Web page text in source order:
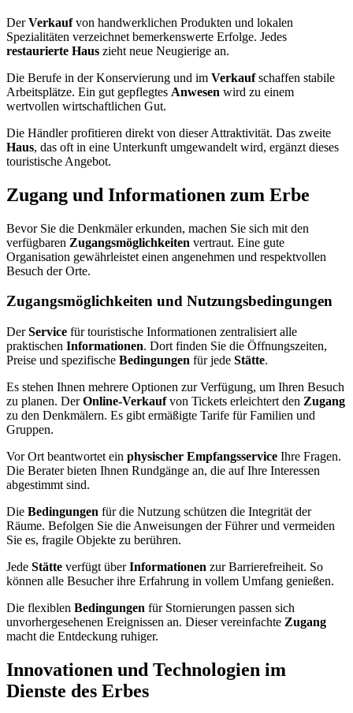
DerVerkaufvon handwerklichen Produkten und lokalen
Spezialitäten verzeichnet bemerkenswerte Erfolge. Jedes
restaurierte Haus zieht neue Neugierige an.
Die Berufe in der Konservierung und im Verkaufschaffen stabile
Arbeitsplätze. Ein gut gepflegtes Anwesen wird zu einem
wertvollen wirtschaftlichen Gut.
Die Händler profitieren direkt von dieser Attraktivität. Das zweite
Haus, das oft in eine Unterkunft umgewandelt wird, ergänzt dieses
touristische Angebot.
Zugang und Informationen zum Erbe
Bevor Sie die Denkmäler erkunden, machen Sie sich mit den
verfügbaren Zugangsmöglichkeiten vertraut. Eine gute
Organisation gewährleistet einen angenehmen und respektvollen
Besuch der Orte.
Zugangsmöglichkeiten und Nutzungsbedingungen
DerService für touristische Informationen zentralisiert alle
praktischen Informationen. Dort finden Sie die Öffnungszeiten,
Preise und spezifische Bedingungen für jede Stätte.
Es stehen Ihnen mehrere Optionen zur Verfügung, um Ihren Besuch
zu planen. DerOnline-Verkaufvon Tickets erleichtert den Zugang
zu den Denkmälern. Es gibt ermäßigte Tarife für Familien und
Gruppen.
Vor Ort beantwortet ein physischer Empfangsservice Ihre Fragen.
Die Berater bieten Ihnen Rundgänge an, die auf Ihre Interessen
abgestimmt sind.
Die Bedingungen für die Nutzung schützen die Integrität der
Räume. Befolgen Sie die Anweisungen der Führer und vermeiden
Sie es, fragile Objekte zu berühren.
Jede Stätte verfügt überInformationen zur Barrierefreiheit. So
können alle Besucher ihre Erfahrung in vollem Umfang genießen.
Die flexiblen Bedingungen für Stornierungen passen sich
unvorhergesehenen Ereignissen an. Dieser vereinfachte Zugang
macht die Entdeckung ruhiger.
Innovationen und Technologien im
Dienste des Erbes